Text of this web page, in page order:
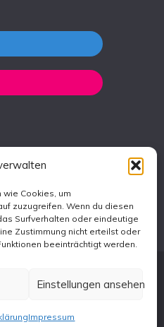
Cookies, um
zuzugreifen. Wenn du diesen
Surfverhalten oder eindeutige
Zustimmung nicht erteilst oder
beeinträchtigt werden.
Einstellungen ansehen
Impressum